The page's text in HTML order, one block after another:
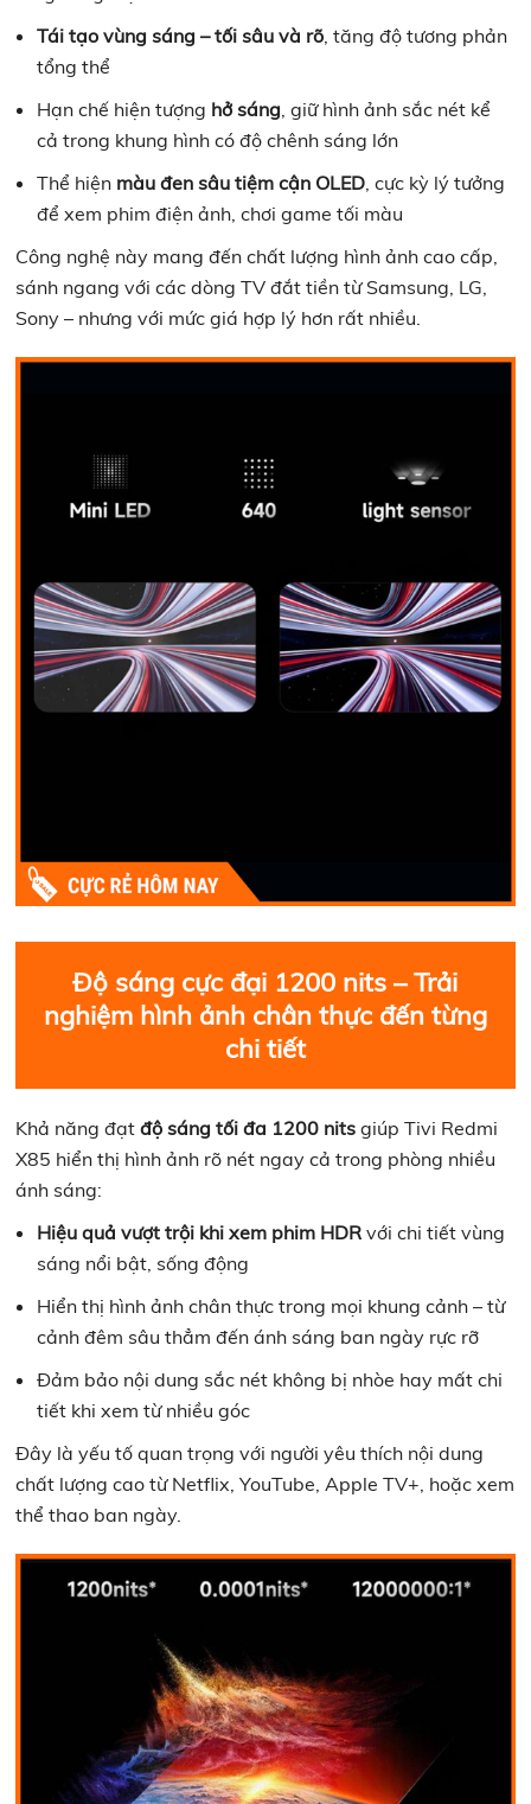
Tái tạo vùng sáng – tối sâu và rõ, tăng độ tương phản
tổng thể
Hạn chế hiện tượng hở sáng, giữ hình ảnh sắc nét kể
cả trong khung hình có độ chênh sáng lớn
Thể hiện màu đen sâu tiệm cận OLED, cực kỳ lý tưởng
để xem phim điện ảnh, chơi game tối màu
Công nghệ này mang đến chất lượng hình ảnh cao cấp,
sánh ngang với các dòng TV đắt tiền từ Samsung, LG,
Sony – nhưng với mức giá hợp lý hơn rất nhiều.
Độ sáng cực đại 1200 nits – Trải
nghiệm hình ảnh chân thực đến từng
chi tiết
Khả năng đạtđộ sáng tối đa 1200 nits giúp Tivi Redmi
X85 hiển thị hình ảnh rõ nét ngay cả trong phòng nhiều
ánh sáng:
Hiệu quả vượt trội khi xem phim HDR với chi tiết vùng
sáng nổi bật, sống động
Hiển thị hình ảnh chân thực trong mọi khung cảnh – từ
cảnh đêm sâu thẳm đến ánh sáng ban ngày rực rỡ
Đảm bảo nội dung sắc nét không bị nhòe hay mất chi
tiết khi xem từ nhiều góc
Đây là yếu tố quan trọng với người yêu thích nội dung
chất lượng cao từ Netflix, YouTube, Apple TV+, hoặc xem
thể thao ban ngày.